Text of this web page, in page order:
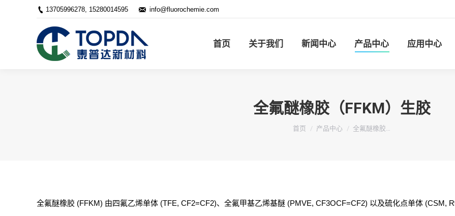
13705996278, 15280014595 info@fluorochemie.com
首页 关于我们 新闻中心 产品中心 应用中心
全氟醚橡胶（FFKM）生胶
您在这里：
首页 产品中心 全氟醚橡胶…
全氟醚橡胶 (FFKM) 由四氟乙烯单体 (TFE, CF2=CF2)、全氟甲基乙烯基醚 (PMVE, CF3OCF=CF2) 以及硫化点单体 (CSM,
首页 关于我们 新闻中心 产品中心 应用中心 样品申请